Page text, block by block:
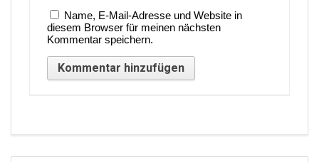
Name, E-Mail-Adresse und Website in
diesem Browser für meinen nächsten
Kommentar speichern.